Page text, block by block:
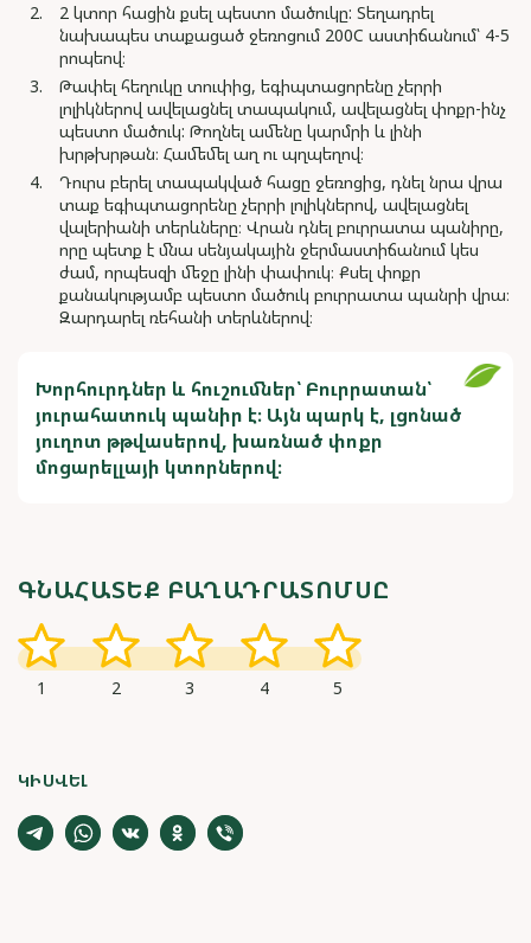
2 կտոր հացին քսել պեստո մածուկը: Տեղադրել
նախապես տաքացած ջեռոցում 200C աստիճանում՝ 4-5
րոպեով։
Թափել հեղուկը տուփից, եգիպտացորենը չերրի
լոլիկներով ավելացնել տապակում, ավելացնել փոքր-ինչ
պեստո մածուկ: Թողնել ամենը կարմրի և լինի
խրթխրթան։ Համեմել աղ ու պղպեղով։
Դուրս բերել տապակված հացը ջեռոցից, դնել նրա վրա
տաք եգիպտացորենը չերրի լոլիկներով, ավելացնել
վալերիանի տերևները։ Վրան դնել բուրրատա պանիրը,
որը պետք է մնա սենյակային ջերմաստիճանում կես
ժամ, որպեսզի մեջը լինի փափուկ։ Քսել փոքր
քանակությամբ պեստո մածուկ բուրրատա պանրի վրա։
Զարդարել ռեհանի տերևներով։
Խորհուրդներ և հուշումներ՝ Բուրրատան՝
յուրահատուկ պանիր է։ Այն պարկ է, լցոնած
յուղոտ թթվասերով, խառնած փոքր
մոցարելլայի կտորներով։
ԳՆԱՀԱՏԵՔ ԲԱՂԱԴՐԱՏՈՄՍԸ
1 2 3 4 5
ԿԻՍՎԵԼ